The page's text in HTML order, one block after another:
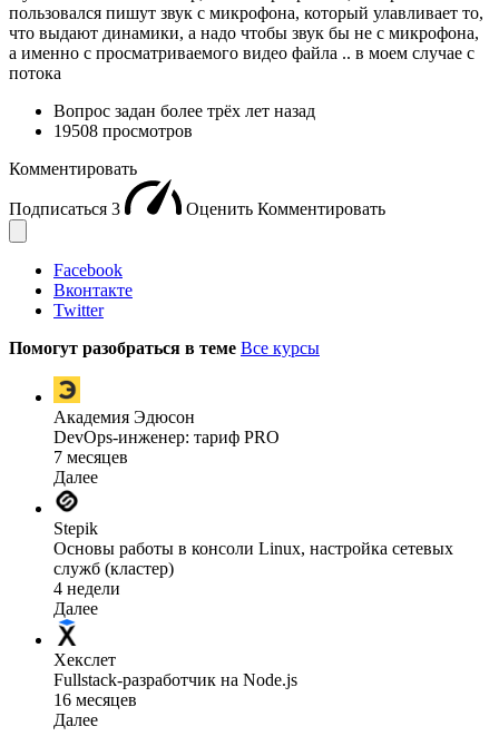
пользовался пишут звук с микрофона, который улавливает то,
что выдают динамики, а надо чтобы звук бы не с микрофона,
а именно с просматриваемого видео файла .. в моем случае с
потока
Вопрос задан более трёх лет назад
19508 просмотров
Комментировать
Подписаться 3 Оценить Комментировать
Facebook
Вконтакте
Twitter
Помогут разобраться в теме Все курсы
Академия Эдюсон
DevOps-инженер: тариф PRO
7 месяцев
Далее
Stepik
Основы работы в консоли Linux, настройка сетевых
служб (кластер)
4 недели
Далее
Хекслет
Fullstack-разработчик на Node.js
16 месяцев
Далее